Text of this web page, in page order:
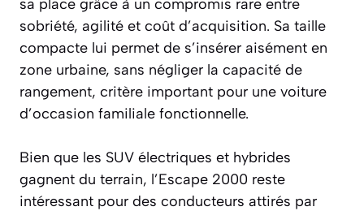
sa place grâce à un compromis rare entre
sobriété, agilité et coût d’acquisition. Sa taille
compacte lui permet de s’insérer aisément en
zone urbaine, sans négliger la capacité de
rangement, critère important pour une voiture
d’occasion familiale fonctionnelle.
Bien que les SUV électriques et hybrides
gagnent du terrain, l’Escape 2000 reste
intéressant pour des conducteurs attirés par